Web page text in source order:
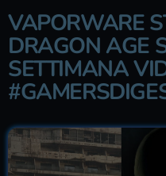
VAPORWARE
DRAGON AGE
SETTIMANA